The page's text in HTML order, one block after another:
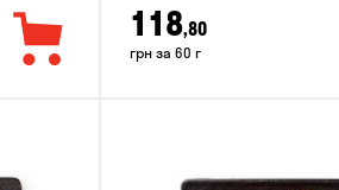
118,80
грн за 60 г